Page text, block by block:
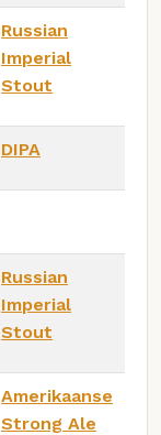
Russian
Imperial
Stout
DIPA
Russian
Imperial
Stout
Amerikaanse
Strong Ale